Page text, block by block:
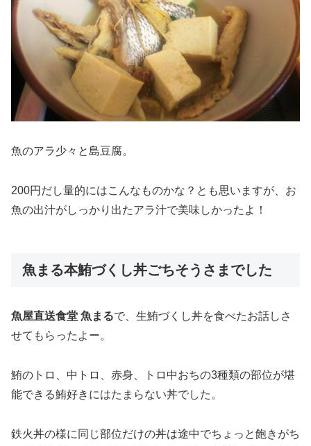
魚のアラ少々と島豆腐。
200円だし量的にはこんなものかな？とも思いますが、お
魚の出汁がしっかり出たアラ汁で美味しかったよ！
魚まる本鮪づくし丼ごちそうさまでした
魚屋直送食堂 魚まるで、生鮪づくし丼を食べたお話しさ
せてもらったよー。
鮪のトロ、中トロ、赤身、トロ中おちの3種類の部位が堪
能できる鮪好きにはたまらない丼でした。
鉄火丼の様に同じ部位だけの丼は途中でちょっと飽きがち